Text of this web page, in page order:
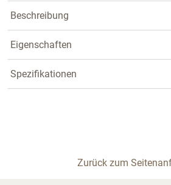
Beschreibung
Eigenschaften
Spezifikationen
Zurück zum